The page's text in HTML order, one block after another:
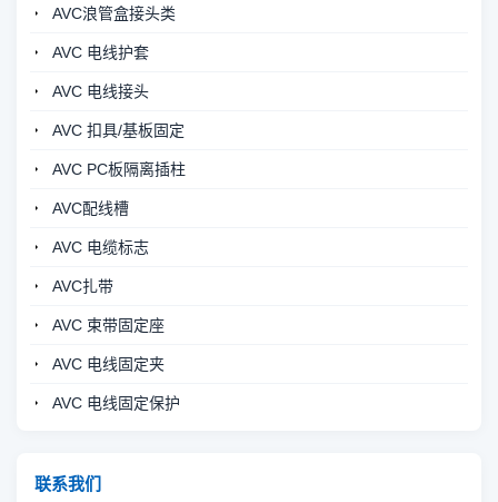
AVC浪管盒接头类
AVC 电线护套
AVC 电线接头
AVC 扣具/基板固定
AVC PC板隔离插柱
AVC配线槽
AVC 电缆标志
AVC扎带
AVC 束带固定座
AVC 电线固定夹
AVC 电线固定保护
联系我们